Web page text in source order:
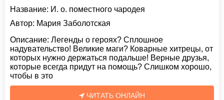
Название: И. о. поместного чародея
Автор: Мария Заболотская
Описание: Легенды о героях? Сплошное
надувательство! Великие маги? Коварные хитрецы, от
которых нужно держаться подальше! Верные друзья,
которые всегда придут на помощь? Слишком хорошо,
чтобы в это
ЧИТАТЬ ОНЛАЙН